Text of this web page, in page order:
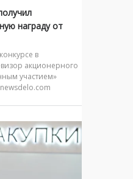
награду от
в
акционерного
участием»